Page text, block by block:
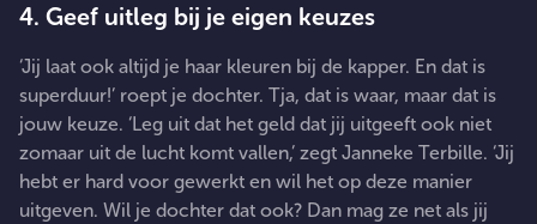
4. Geef uitleg bij je eigen keuzes
‘Jij laat ook altijd je haar kleuren bij de kapper. En dat is
superduur!’ roept je dochter. Tja, dat is waar, maar dat is
jouw keuze. ‘Leg uit dat het geld dat jij uitgeeft ook niet
zomaar uit de lucht komt vallen,’ zegt Janneke Terbille. ‘Jij
hebt er hard voor gewerkt en wil het op deze manier
uitgeven. Wil je dochter dat ook? Dan mag ze net als jij